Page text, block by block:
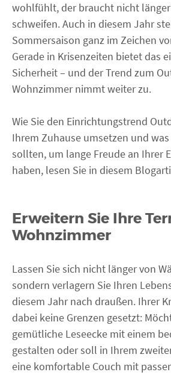
wohlfühlt, der braucht nicht
schweifen. Auch in diesem Jahr
Sommersaison ganz im Zeichen
Gerade in Krisenzeiten bietet das
Sicherheit – und der Trend zum
Wohnzimmer nimmt weiter zu.
Wie Sie den Einrichtungstrend
Ihrem Zuhause umsetzen und
sollten, um lange Freude an Ihrer
haben, lesen Sie in diesem
Erweitern Sie Ihre
Wohnzimmer
Lassen Sie sich nicht länger von
sondern verlagern Sie Ihren
diesem Jahr nach draußen. Ihrer
dabei keine Grenzen gesetzt:
gemütliche Leseecke mit einem
gestalten oder soll in Ihrem
eine komfortable Couch mit